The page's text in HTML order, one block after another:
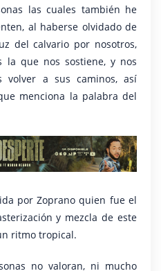
las cuales también he
al haberse olvidado de
del calvario por nosotros,
la que nos sostiene, y nos
volver a sus caminos, así
menciona la palabra del
por Zoprano quien fue el
y mezcla de este
ritmo tropical.
no valoran, ni mucho